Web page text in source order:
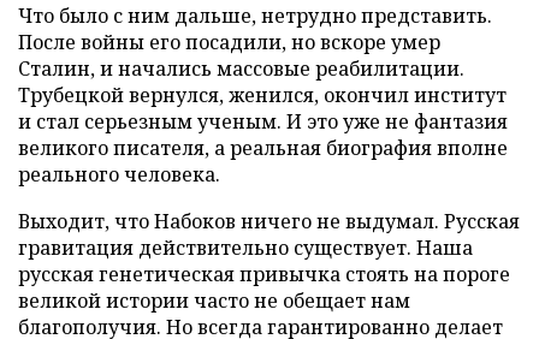
Что было с ним дальше, нетрудно представить.
После войны его посадили, но вскоре умер
Сталин, и начались массовые реабилитации.
Трубецкой вернулся, женился, окончил институт
и стал серьезным ученым. И это уже не фантазия
великого писателя, а реальная биография вполне
реального человека.
Выходит, что Набоков ничего не выдумал. Русская
гравитация действительно существует. Наша
русская генетическая привычка стоять на пороге
великой истории часто не обещает нам
благополучия. Но всегда гарантированно делает